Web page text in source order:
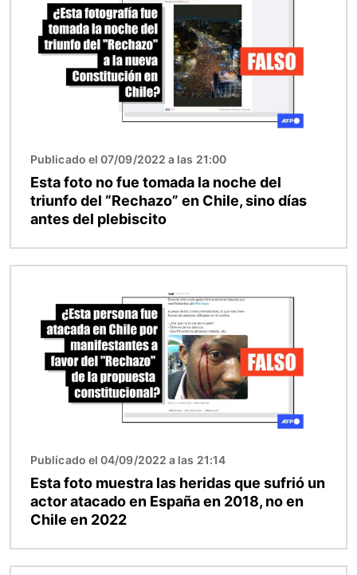
Publicado el 07/09/2022 a las 21:00
Esta foto no fue tomada la noche del
triunfo del “Rechazo” en Chile, sino días
antes del plebiscito
Publicado el 04/09/2022 a las 21:14
Esta foto muestra las heridas que sufrió un
actor atacado en España en 2018, no en
Chile en 2022